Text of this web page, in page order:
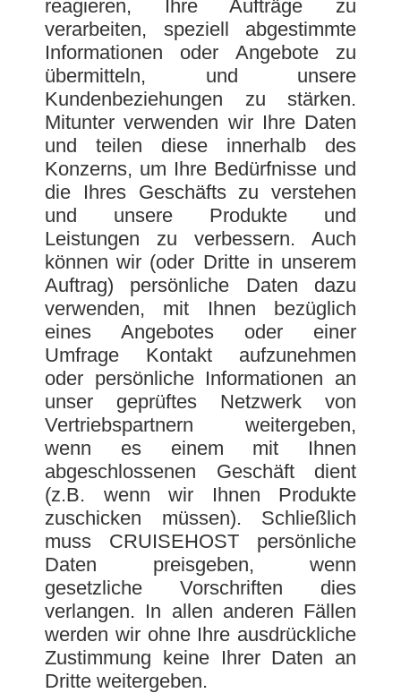
reagieren, Ihre Aufträge zu
verarbeiten, speziell abgestimmte
Informationen oder Angebote zu
übermitteln, und unsere
Kundenbeziehungen zu stärken.
Mitunter verwenden wir Ihre Daten
und teilen diese innerhalb des
Konzerns, um Ihre Bedürfnisse und
die Ihres Geschäfts zu verstehen
und unsere Produkte und
Leistungen zu verbessern. Auch
können wir (oder Dritte in unserem
Auftrag) persönliche Daten dazu
verwenden, mit Ihnen bezüglich
eines Angebotes oder einer
Umfrage Kontakt aufzunehmen
oder persönliche Informationen an
unser geprüftes Netzwerk von
Vertriebspartnern weitergeben,
wenn es einem mit Ihnen
abgeschlossenen Geschäft dient
(z.B. wenn wir Ihnen Produkte
zuschicken müssen). Schließlich
muss CRUISEHOST persönliche
Daten preisgeben, wenn
gesetzliche Vorschriften dies
verlangen. In allen anderen Fällen
werden wir ohne Ihre ausdrückliche
Zustimmung keine Ihrer Daten an
Dritte weitergeben.